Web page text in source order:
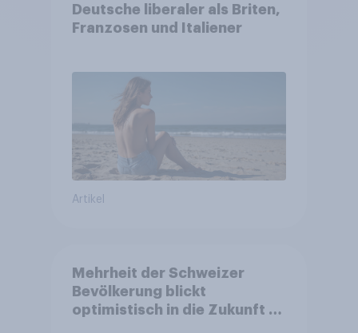
Deutsche liberaler als Briten,
Franzosen und Italiener
Artikel
Mehrheit der Schweizer
Bevölkerung blickt
optimistisch in die Zukunft –